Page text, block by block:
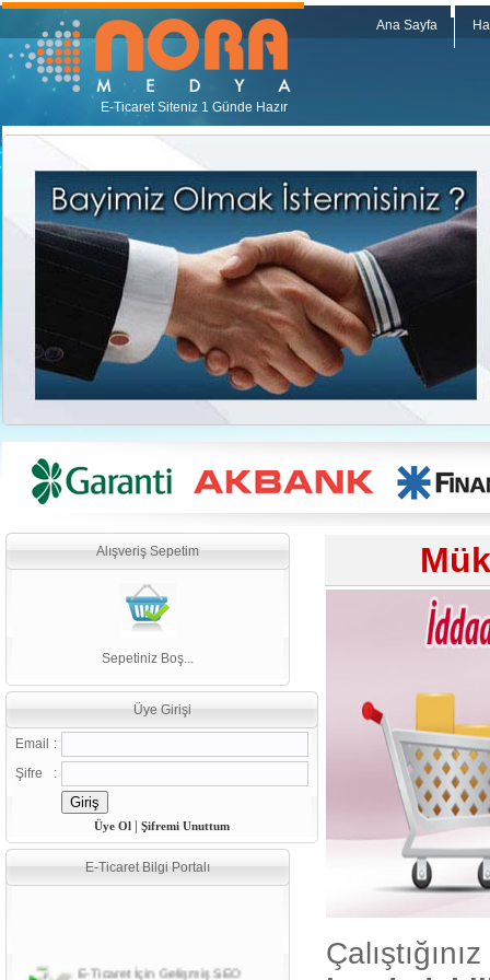
E-Ticaret Siteniz 1 Günde Hazır
Ana Sayfa
Alışveriş Sepetim
Sepetiniz Boş...
Üye Girişi
Email
:
Şifre
:
Üye Ol Şifremi Unuttum
E-Ticaret Bilgi Portalı
Önerileri
Çalıştığınız